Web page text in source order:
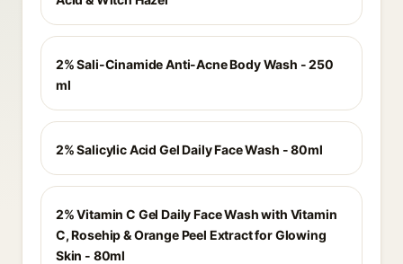
2% Sali-Cinamide Anti-Acne Body Wash - 250
ml
2% Salicylic Acid Gel Daily Face Wash - 80ml
2% Vitamin C Gel Daily Face Wash with Vitamin
C, Rosehip & Orange Peel Extract for Glowing
Skin - 80ml